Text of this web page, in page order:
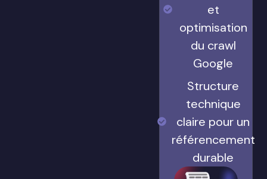
et
optimisation
du crawl
Google
Structure
technique
claire pour un
référencement
durable